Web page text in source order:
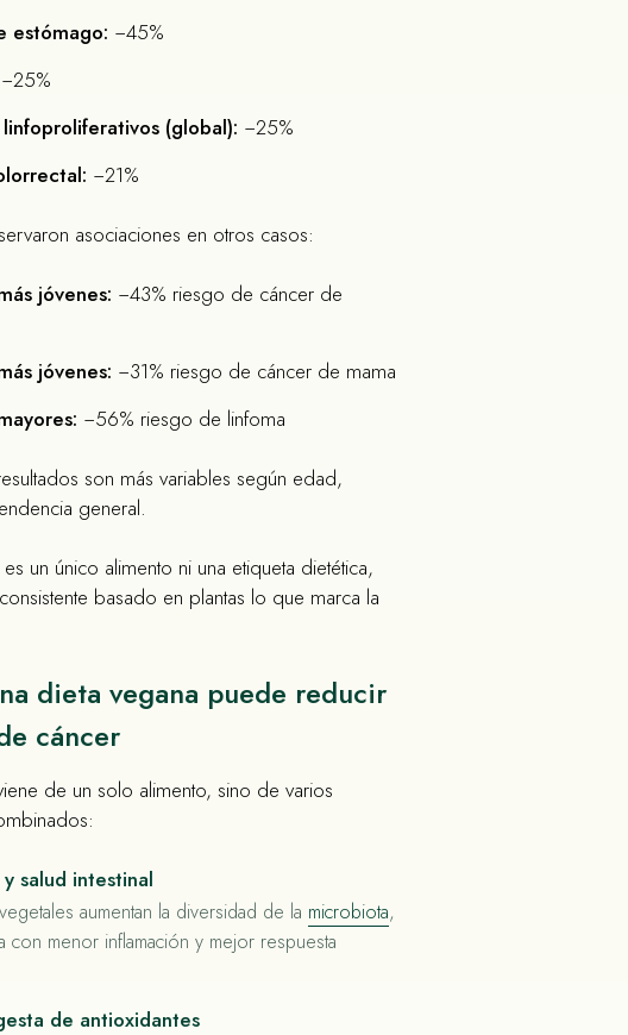
estómago: −45%
−25%
(global): −25%
−21%
asociaciones en otros casos:
jóvenes: −43% riesgo de cáncer de
jóvenes: −31% riesgo de cáncer de mama
−56% riesgo de linfoma
son más variables según edad,
general.
un único alimento ni una etiqueta dietética,
basado en plantas lo que marca la
dieta vegana puede reducir
cáncer
de un solo alimento, sino de varios
salud intestinal
aumentan la diversidad de la microbiota,
con menor inflamación y mejor respuesta
de antioxidantes